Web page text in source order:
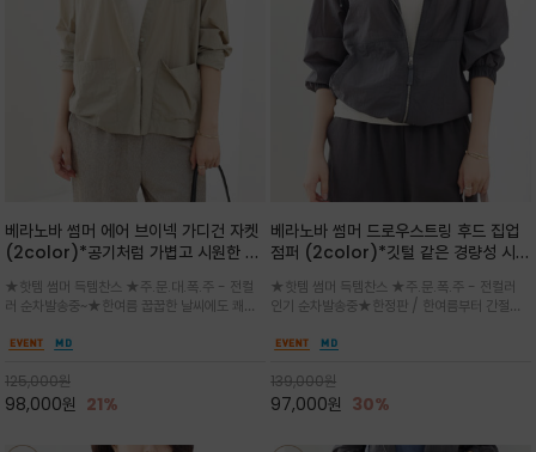
베라노바 썸머 에어 브이넥 가디건 자켓
(2color)*공기처럼 가볍고 시원한 나
브이넥 디자인이라 부담없이 쓱쓱~걸치
는 꾸안꾸!!가볍고 바스락한 나일론 블렌
드 소재감이 세련된 무드를 더해주는 가
★핫템 썸머 득템찬스 ★주.문.대.폭.주 - 전컬
러 순차발송중~★한여름 꿉꿉한 날씨에도 쾌적
일 자켓은 가벼운 무게감과 방수성 덕분에 여름
등과 밸런스를 맞춥니다
125,000원
98,000원 21%
베라노바 썸머 드로우스트링 후드 집업
점퍼 (2color)*깃털 같은 경량성 시원
(Volume Fit)가볍지만 입체적인 실
루엣을 유지하는 구조적 디자인
★핫템 썸머 득템찬스 ★주.문.폭.주 - 전컬러
인기 순차발송중★한정판 / 한여름부터 간절기
단 스토퍼 디테일로 핏 조절이 가능해 실용적/바
가볍게 비치는 세련된후드
139,000원
97,000원 30%